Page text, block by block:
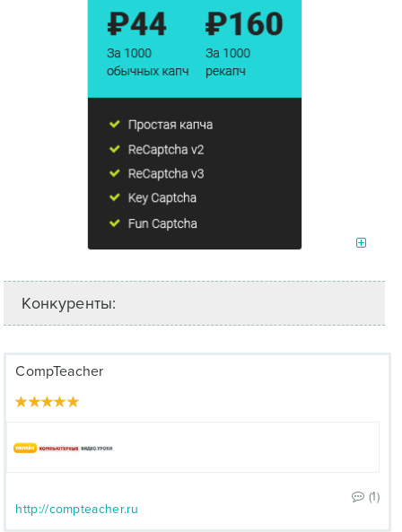
Конкуренты:
CompTeacher
(1)
http://compteacher.ru